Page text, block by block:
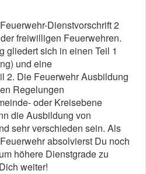
Dienstvorschrift 2
freiwilligen Feuerwehren.
gliedert sich in einen Teil 1
und eine
2. Die Feuerwehr Ausbildung
Regelungen
oder Kreisebene
die Ausbildung von
sehr verschieden sein. Als
absolvierst Du noch
höhere Dienstgrade zu
weiter!